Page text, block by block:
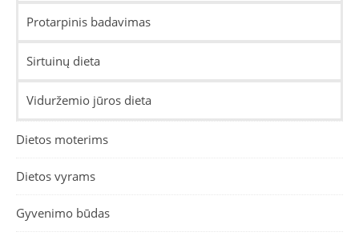
Protarpinis badavimas
Sirtuinų dieta
Viduržemio jūros dieta
Dietos moterims
Dietos vyrams
Gyvenimo būdas